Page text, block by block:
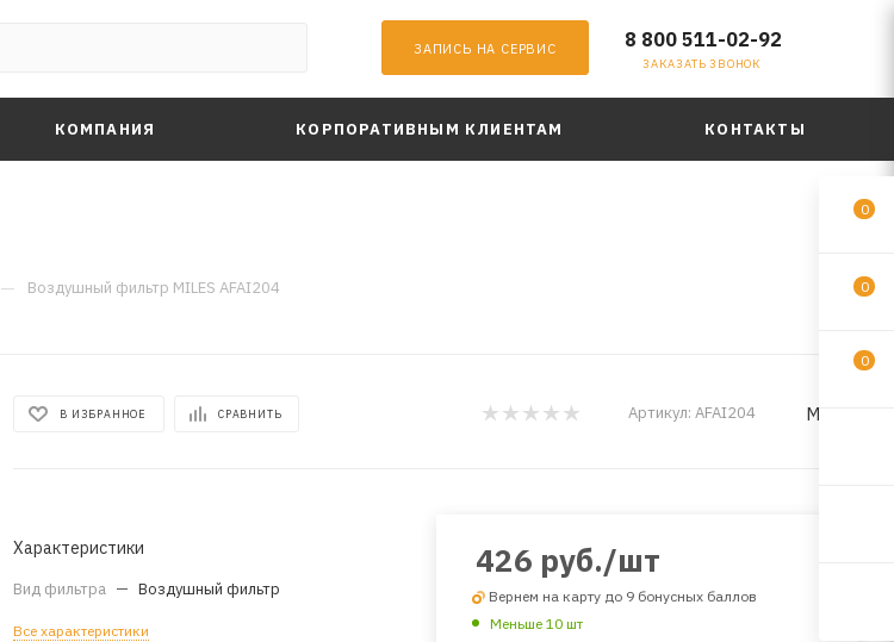
ЗАПИСЬ НА СЕРВИС 8 800 511-02-92
ЗАКАЗАТЬ ЗВОНОК
КОМПАНИЯ КОРПОРАТИВНЫМ КЛИЕНТАМ КОНТАКТЫ
— Воздушный фильтр MILES AFAI204
В ИЗБРАННОЕ СРАВНИТЬ Артикул: AFAI204 MILES
Характеристики
Вид фильтра — Воздушный фильтр
Все характеристики
426 руб./шт
Вернем на карту до 9 бонусных баллов
Меньше 10 шт
0
0
0